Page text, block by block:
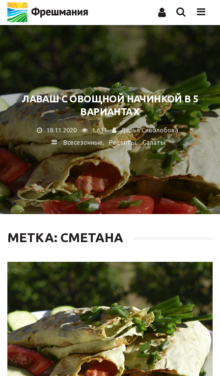
ЛАВАШ С ОВОЩНОЙ НАЧИНКОЙ В 5
ВАРИАНТАХ
18.11.2020 1,631
Дарья Сиволобова
Всесезонные
Рецепты Салаты
МЕТКА: СМЕТАНА